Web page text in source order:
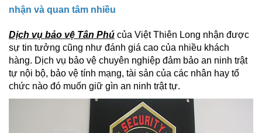
nhận và quan tâm nhiều
Dịch vụ bảo vệ Tân Phú của Việt Thiên Long nhận được
sự tin tưởng cũng như đánh giá cao của nhiều khách
hàng. Dịch vụ bảo vệ chuyên nghiệp đảm bảo an ninh trật
tự nội bộ, bảo vệ tính mạng, tài sản của các nhân hay tổ
chức nào đó muốn giữ gìn an ninh trật tự.